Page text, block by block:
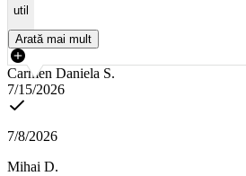
util
Arată mai mult
Carmen Daniela S.
7/15/2026
7/8/2026
Mihai D.